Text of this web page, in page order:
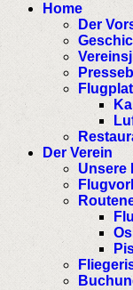
Home
Der
Der Verein
Unsere